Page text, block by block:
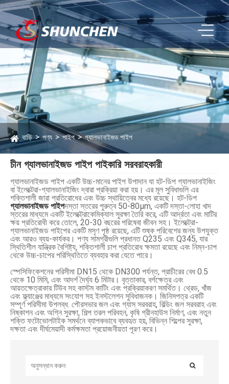
বাড়ি পণ্য পাইপ গ্যালভানাইজড পাইপ
চীন গ্যালভানাইজড পাইপ পাইকারি সরবরাহকারী
গ্যালভানাইজড পাইপ একটি উচ্চ-মানের পাইপ উপাদান যা হট-ডিপ গ্যালভানাইজিং
বা ইলেক্ট্রো-গ্যালভানাইজিং দ্বারা প্রক্রিয়া করা হয়। এর মূল সুবিধাগুলি এর
শক্তিশালী জারা প্রতিরোধের এবং উচ্চ স্থায়িত্বের মধ্যে রয়েছে। হট-ডিপ
গ্যালভানাইজড পাইপদস্তা স্তরের পুরুত্ব 50-80μm, একটি দস্তা-লোহা খাদ
স্তরের মাধ্যমে একটি ইলেক্ট্রোকেমিক্যাল সুরক্ষা তৈরি করে, এটি আর্দ্রতা এবং মাটির
ক্ষয় প্রতিরোধী করে তোলে, 20-30 বছরের পরিষেবা জীবন সহ। ইলেক্ট্রো-
গ্যালভানাইজড পাইপের একটি মসৃণ পৃষ্ঠ রয়েছে, এটি শুষ্ক পরিবেশের জন্য উপযুক্ত
এবং আরও ব্যয়-কার্যকর। পণ্য সামগ্রীগুলি প্রধানত Q235 এবং Q345, যার
স্থিতিশীল যান্ত্রিক বৈশিষ্ট্য, শক্তিশালী চাপ প্রতিরোধ ক্ষমতা রয়েছে এবং নিম্ন-চাপ
থেকে উচ্চ-চাপের পরিস্থিতিতে ব্যবহার করা যেতে পারে।
স্পেসিফিকেশনের পরিসীমা DN15 থেকে DN300 পর্যন্ত, প্রাচীরের বেধ 0.5
থেকে 10 মিমি, এবং আদর্শ দৈর্ঘ্য 6 মিটার। বৃত্তাকার, বর্গক্ষেত্র এবং
আয়তক্ষেত্রাকার টিউব সহ কাস্টম কাটিং এবং প্রক্রিয়াকরণ সমর্থিত। থ্রেড, খাঁজ
এবং ফ্ল্যাঞ্জের মাধ্যমে সংযোগ সহ ইনস্টলেশন সুবিধাজনক। জিনিসপত্র একটি
সম্পূর্ণ পরিসীমা উপলব্ধ. পৌরসভার জল এবং গ্যাস সরবরাহ, বিল্ডিং জল সরবরাহ এবং
নিষ্কাশন এবং অগ্নি সুরক্ষা, শিল্প তরল পরিবহন, কৃষি গ্রীনহাউস নির্মাণ, এবং নতুন
শক্তি ফটোভোলটাইক সমর্থনে ব্যাপকভাবে ব্যবহৃত হয়, বিভিন্ন শিল্পের সুরক্ষা,
দক্ষতা এবং দীর্ঘমেয়াদী কর্মক্ষমতা প্রয়োজনীয়তা পূরণ করে।